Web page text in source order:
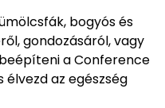
bogyós és
gondozásáról, vagy
a Conference
az egészség